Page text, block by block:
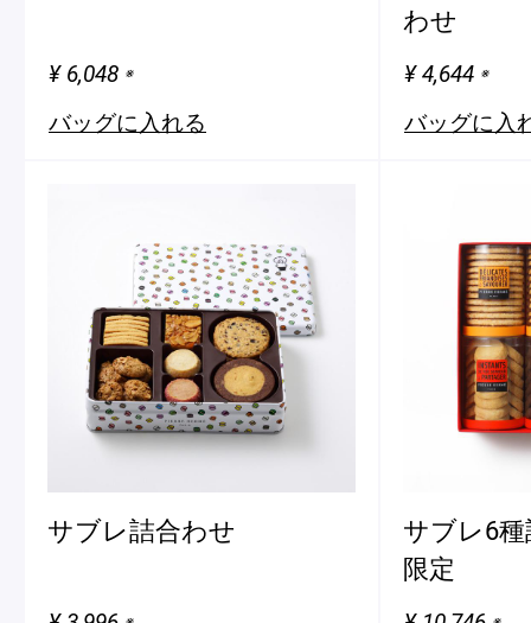
¥ 6,048 ※
バッグに入れる
わせ
¥ 4,644 ※
バッグに入
サブレ詰合わせ
サブレ6
限定